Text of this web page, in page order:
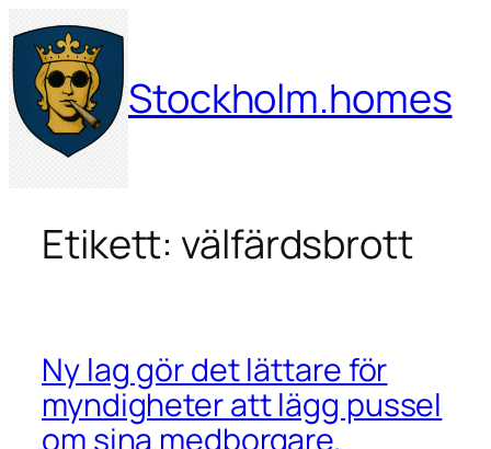
Hoppa
till
innehåll
Stockholm.homes
Etikett: välfärdsbrott
Ny lag gör det lättare för
myndigheter att lägg pussel
om sina medborgare.